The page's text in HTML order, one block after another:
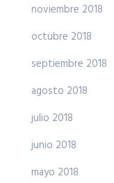
noviembre 2018
octubre 2018
septiembre 2018
agosto 2018
julio 2018
junio 2018
mayo 2018